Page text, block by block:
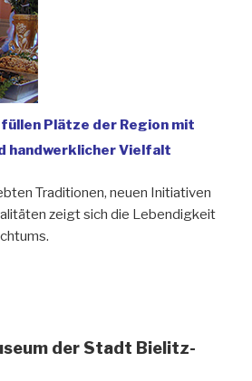
Plätze der Region mit
handwerklicher Vielfalt
Traditionen, neuen Initiativen
zeigt sich die Lebendigkeit
der Stadt Bielitz-